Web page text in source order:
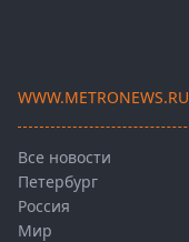
WWW.METRONEWS.RU
Все новости
Петербург
Россия
Мир